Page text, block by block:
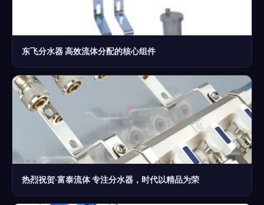
东飞分水器 高效流体分配的核心组件
热烈祝贺·富泰流体 专注分水器，时代以精品为荣